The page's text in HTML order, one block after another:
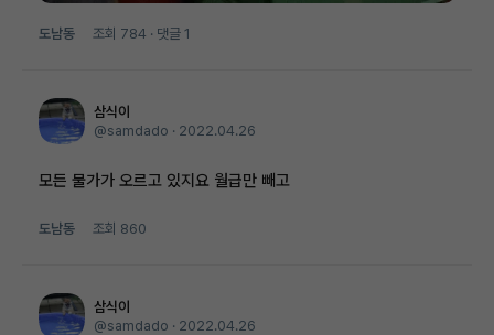
도남동 조회 784 · 댓글 1
삼식이
@samdado · 2022.04.26
모든 물가가 오르고 있지요 월급만 빼고
도남동 조회 860
삼식이
@samdado · 2022.04.26